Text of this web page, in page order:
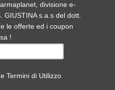
divisione e-
GIUSTINA s.a.s del dott.
le offerte ed i coupon
!
Termini di Utilizzo